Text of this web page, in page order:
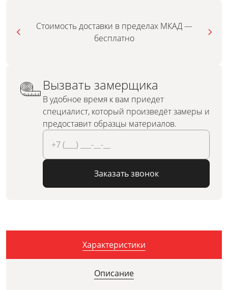
Стоимость доставки в пределах МКАД —
бесплатно
Вызвать замерщика
В удобное время к вам приедет
специалист, который произведёт замеры и
предоставит образцы материалов.
Заказать звонок
Характеристики
Описание